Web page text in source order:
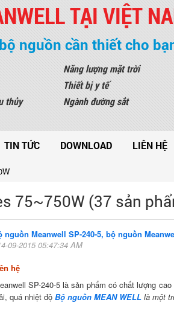
TẠI VIỆT
nguồn cần thiết cho
thủy
Năng lượng mặt trời
Thiết bị y tế
Ngành đường sắt
TIN TỨC DOWNLOAD LIÊN HỆ
75~750W (37 sản
nguồn Meanwell SP-240-5, bộ nguồn
09-2015 05:47:34 AM
hệ
SP-240-5 là sản phẩm có chất lượng cao
quá nhiệt độ Bộ nguồn MEAN WELL là một